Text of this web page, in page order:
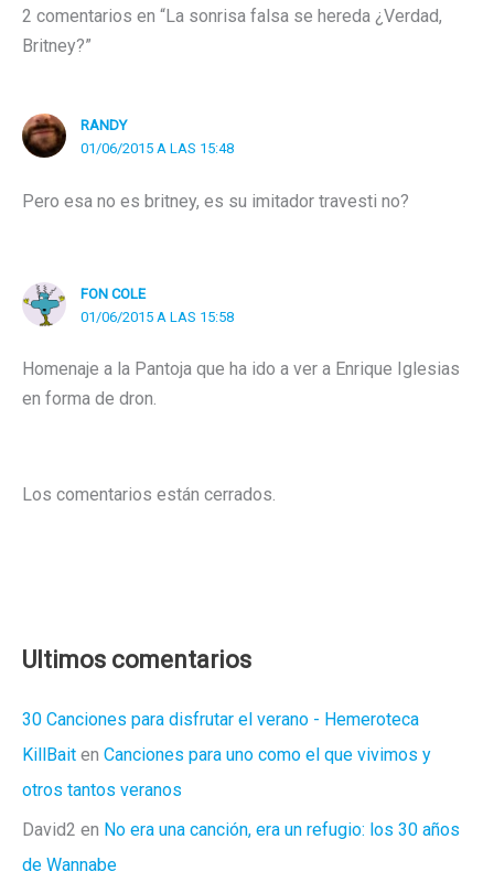
2 comentarios en “La sonrisa falsa se hereda ¿Verdad,
Britney?”
RANDY
01/06/2015 A LAS 15:48
Pero esa no es britney, es su imitador travesti no?
FON COLE
01/06/2015 A LAS 15:58
Homenaje a la Pantoja que ha ido a ver a Enrique Iglesias
en forma de dron.
Los comentarios están cerrados.
Ultimos comentarios
30 Canciones para disfrutar el verano - Hemeroteca
KillBait en Canciones para uno como el que vivimos y
otros tantos veranos
David2 en No era una canción, era un refugio: los 30 años
de Wannabe